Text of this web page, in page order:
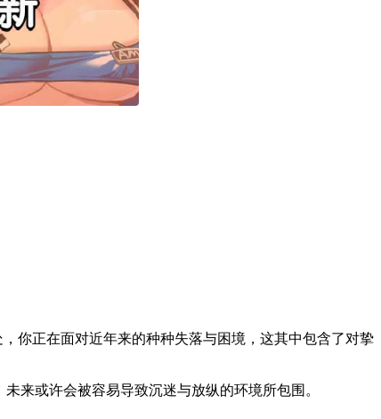
你正在面对近年来的种种失落与困境，这其中包含了对挚
来或许会被容易导致沉迷与放纵的环境所包围。